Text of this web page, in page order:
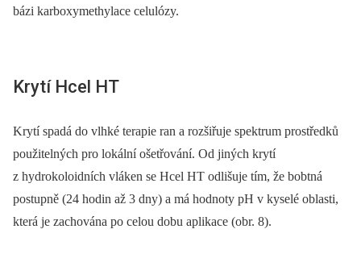
bázi karboxymethylace celulózy.
Krytí Hcel HT
Krytí spadá do vlhké terapie ran a rozšiřuje spektrum prostředků
použitelných pro lokální ošetřování. Od jiných krytí
z hydrokoloidních vláken se Hcel HT odlišuje tím, že bobtná
postupně (24 hodin až 3 dny) a má hodnoty pH v kyselé oblasti,
která je zachována po celou dobu aplikace (obr. 8).